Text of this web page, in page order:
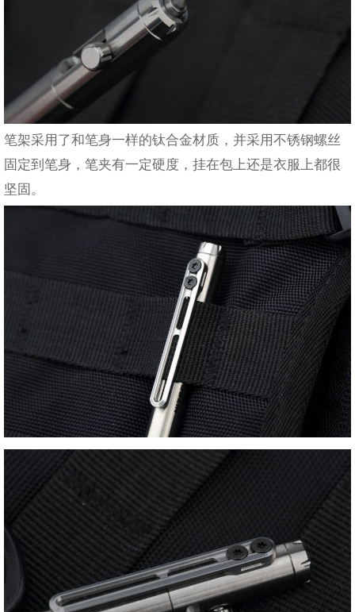
笔架采用了和笔身一样的钛合金材质，并采用不锈钢螺丝
固定到笔身，笔夹有一定硬度，挂在包上还是衣服上都很
坚固。